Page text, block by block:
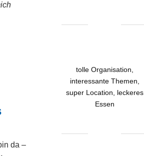
da –
tolle Organisation,
interessante Themen,
super Location, leckeres
Essen